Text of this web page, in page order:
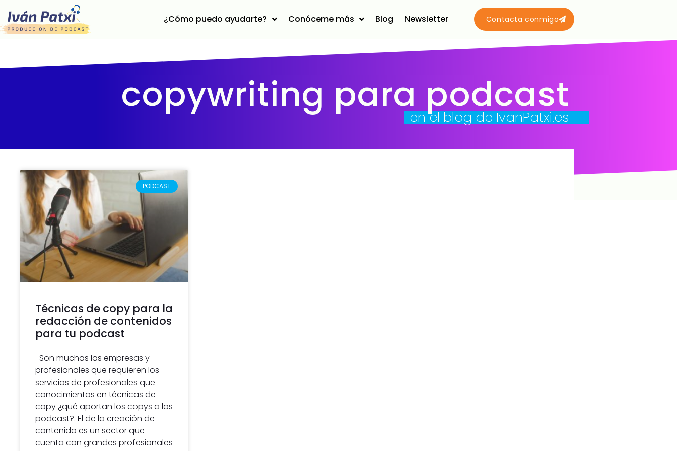
¿Cómo puedo ayudarte? Conóceme más Blog Newsletter Contacta conmigo
copywriting para podcast
en el blog de IvanPatxi.es
PODCAST
Técnicas de copy para la
redacción de contenidos
para tu podcast
Son muchas las empresas y
profesionales que requieren los
servicios de profesionales que
conocimientos en técnicas de
copy ¿qué aportan los copys a los
podcast?. El de la creación de
contenido es un sector que
cuenta con grandes profesionales